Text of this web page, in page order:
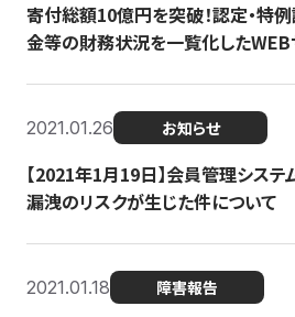
寄付総額10億円を突破！認定・特
金等の財務状況を一覧化したWEB
2021.01.26 お知らせ
【2021年1月19日】会員管理シス
漏洩のリスクが生じた件について
2021.01.18 障害報告